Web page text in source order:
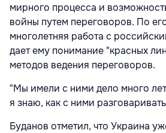
мирного процесса и
войны путем переговоров. По
многолетняя работа с
дает ему понимание "красных
методов ведения переговоров.
"Мы имели с ними дело много
я знаю, как с ними
Буданов отметил, что Украина